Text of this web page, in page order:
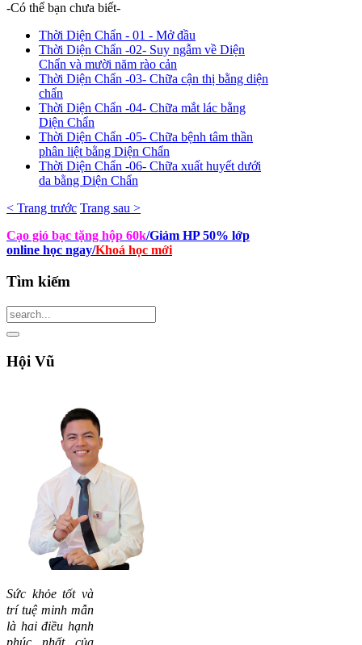
-Có thể bạn chưa biết-
Thời Diện Chẩn - 01 - Mở đầu
Thời Diện Chẩn -02- Suy ngẫm về Diện
Chẩn và mười năm rào cản
Thời Diện Chẩn -03- Chữa cận thị bằng diện
chẩn
Thời Diện Chẩn -04- Chữa mắt lác bằng
Diện Chẩn
Thời Diện Chẩn -05- Chữa bệnh tâm thần
phân liệt bằng Diện Chẩn
Thời Diện Chẩn -06- Chữa xuất huyết dưới
da bằng Diện Chẩn
< Trang trước Trang sau >
Cạo gió bạc tặng hộp 60k/Giảm HP 50% lớp
online học ngay/Khoá học mới
Tìm kiếm
Hội Vũ
Sức khỏe tốt và
trí tuệ minh mẫn
là hai điều hạnh